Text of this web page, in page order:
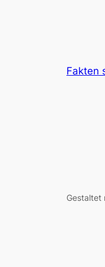
Fakten
Gestaltet